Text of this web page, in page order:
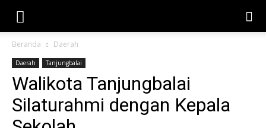
Beranda Daerah
Daerah Tanjungbalai
Walikota Tanjungbalai
Silaturahmi dengan Kepala